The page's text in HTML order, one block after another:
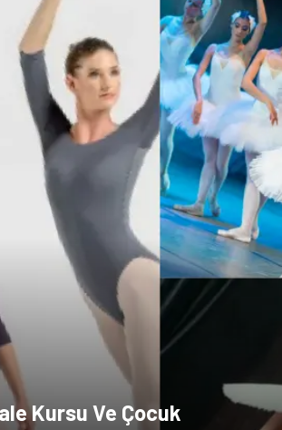
Bebek Giyim
Kursu Ve Çocuk